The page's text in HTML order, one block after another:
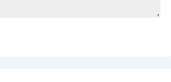
及后来的 Cambridge Analytica 丑
力。尽管 Steam 光是卖游戏就能